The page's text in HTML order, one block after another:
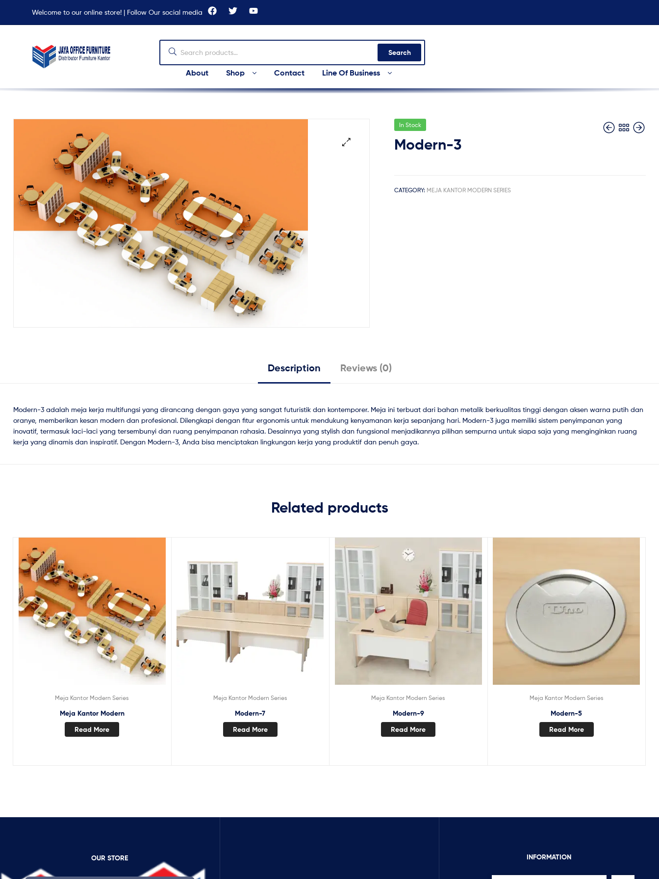
Welcome to our online store! | Follow Our social media
Furniture
Search
About Shop Contact Line Of Business
In Stock
Modern-3
CATEGORY: MEJA KANTOR MODERN SERIES
Description Reviews (0)
Modern-3 adalah meja kerja multifungsi yang dirancang dengan gaya yang sangat futuristik dan kontemporer. Meja ini terbuat dari bahan metalik berkualitas tinggi dengan aksen warna putih dan
oranye, memberikan kesan modern dan profesional. Dilengkapi dengan fitur ergonomis untuk mendukung kenyamanan kerja sepanjang hari. Modern-3 juga memiliki sistem penyimpanan yang
inovatif, termasuk laci-laci yang tersembunyi dan ruang penyimpanan rahasia. Desainnya yang stylish dan fungsional menjadikannya pilihan sempurna untuk siapa saja yang menginginkan ruang
kerja yang dinamis dan inspiratif. Dengan Modern-3, Anda bisa menciptakan lingkungan kerja yang produktif dan penuh gaya.
Related products
Meja Kantor Modern Series
Meja Kantor Modern
Read More
Meja Kantor Modern Series
Modern-7
Read More
Meja Kantor Modern Series
Modern-9
Read More
Meja Kantor Modern Series
Modern-5
Read More
OUR STORE INFORMATION